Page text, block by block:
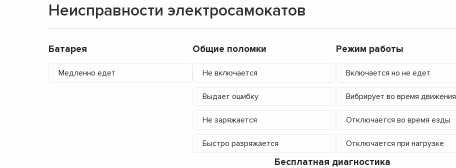
Неисправности электросамокатов
Батарея
Медленно едет
Общие поломки
Не включается
Выдает ошибку
Не заряжается
Быстро разряжается
Режим работы
Включается но не едет
Вибрирует во время движения
Отключается во время езды
Отключается при нагрузке
Бесплатная диагностика